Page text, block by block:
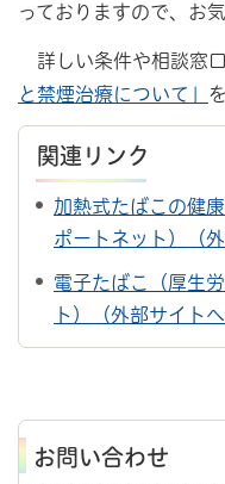
っておりますので、お
詳しい条件や相談窓口
と禁煙治療について」
関連リンク
加熱式たばこの健
ポートネット）（
電子たばこ（厚生
ト）（外部サイトへ
お問い合わせ